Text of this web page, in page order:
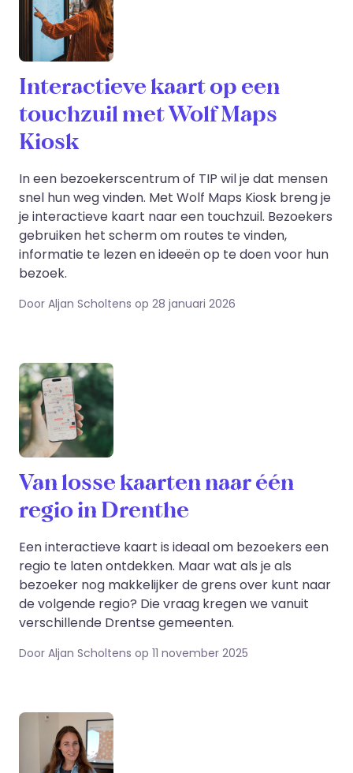
Interactieve kaart op een
touchzuil met Wolf Maps
Kiosk
In een bezoekerscentrum of TIP wil je dat mensen
snel hun weg vinden. Met Wolf Maps Kiosk breng je
je interactieve kaart naar een touchzuil. Bezoekers
gebruiken het scherm om routes te vinden,
informatie te lezen en ideeën op te doen voor hun
bezoek.
Door Aljan Scholtens op 28 januari 2026
Van losse kaarten naar één
regio in Drenthe
Een interactieve kaart is ideaal om bezoekers een
regio te laten ontdekken. Maar wat als je als
bezoeker nog makkelijker de grens over kunt naar
de volgende regio? Die vraag kregen we vanuit
verschillende Drentse gemeenten.
Door Aljan Scholtens op 11 november 2025